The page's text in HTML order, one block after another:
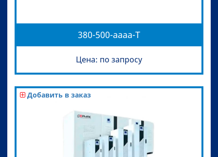
380-500-aaaa-T
Цена: по запросу
Добавить в заказ